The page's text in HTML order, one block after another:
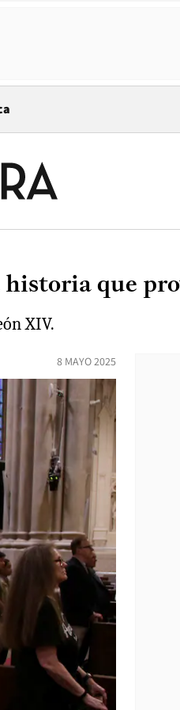
new window
que
XIV.
8 MAYO 2025